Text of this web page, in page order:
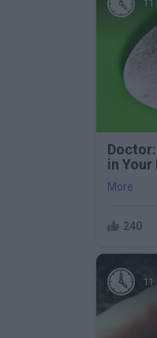
11
in Your
More
240
11